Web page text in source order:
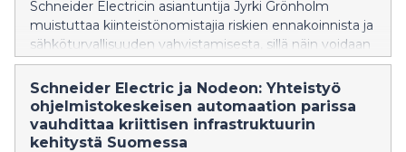
Schneider Electricin asiantuntija Jyrki Grönholm
muistuttaa kiinteistönomistajia riskien ennakoinnista ja
sähköturvallisuuden vahvistamisesta, sillä näin voidaan
ehkäistä tulipalon syttyminen. Ennakoivat toimet
voivat pelastaa merkittäviltä tappioilta.
Schneider Electric ja Nodeon: Yhteistyö
ohjelmistokeskeisen automaation parissa
vauhdittaa kriittisen infrastruktuurin
kehitystä Suomessa